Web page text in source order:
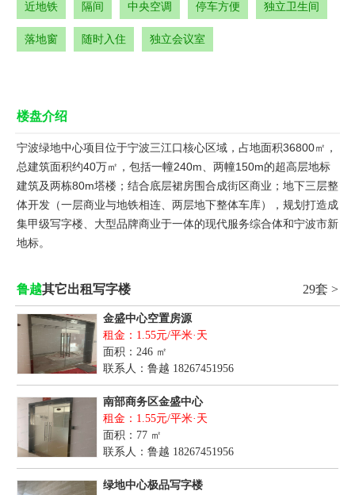
近地铁 隔间 中央空调 停车方便 独立卫生间
落地窗 随时入住 独立会议室
楼盘介绍
宁波绿地中心项目位于宁波三江口核心区域，占地面积36800㎡，
总建筑面积约40万㎡，包括一幢240m、两幢150m的超高层地标
建筑及两栋80m塔楼；结合底层裙房围合成街区商业；地下三层整
体开发（一层商业与地铁相连、两层地下整体车库），规划打造成
集甲级写字楼、大型品牌商业于一体的现代服务综合体和宁波市新
地标。
29套 >
鲁越其它出租写字楼
金盛中心空置房源
租金：1.55元/平米·天
面积：246 ㎡
联系人：鲁越 18267451956
南部商务区金盛中心
租金：1.55元/平米·天
面积：77 ㎡
联系人：鲁越 18267451956
绿地中心极品写字楼